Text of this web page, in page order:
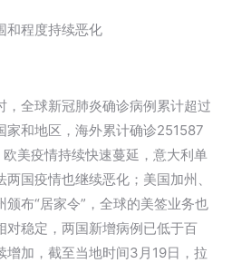
和程度持续恶化
全球新冠肺炎确诊病例累计超过
和地区，海外累计确诊251587
美疫情持续快速蔓延，意大利单
国疫情也继续恶化；美国加州、
布“居家令”，全球的美签业务也
对稳定，两国新增病例已低于百
增加，截至当地时间3月19日，拉